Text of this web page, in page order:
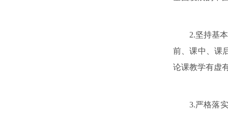
2.坚持基本
前、课中、课
论课教学有虚
3.严格落实